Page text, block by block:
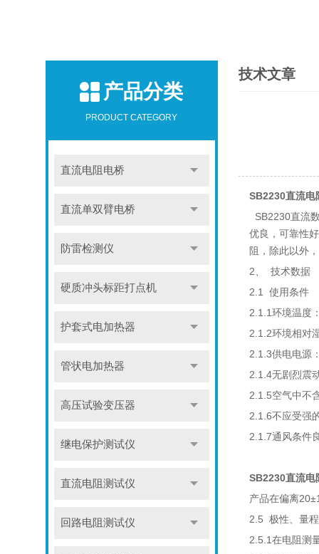
产品分类
PRODUCT CATEGORY
直流电阻电桥
直流单双臂电桥
防雷检测仪
硬质冲头标距打点机
护套式电加热器
管状电加热器
高压试验变压器
继电保护测试仪
直流电阻测试仪
回路电阻测试仪
技术文章
SB2230直流电
SB2230直流
优良，可靠性
阻，除此以外
2、 技术数据
2.1 使用条件
2.1.1环境温
2.1.2环境相对
2.1.3供电电源
2.1.4无剧烈震
2.1.5空气中不
2.1.6不应受强
2.1.7通风条件
SB2230直流电
产品在偏离
2.5 极性、量
2.5.1在电阻测